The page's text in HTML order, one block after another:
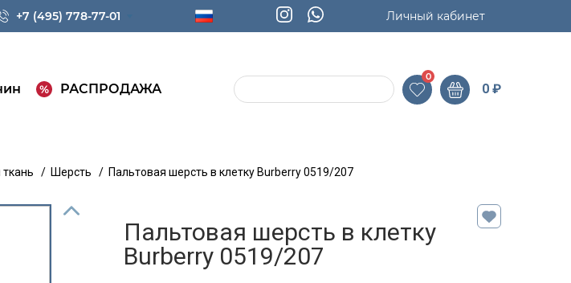
+7 (495) 778-77-01 Личный кабинет
РАСПРОДАЖА
0
0 ₽
ткань / Шерсть / Пальтовая шерсть в клетку Burberry 0519/207
Пальтовая шерсть в клетку
Burberry 0519/207